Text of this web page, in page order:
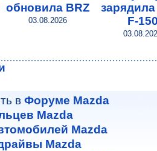
обновила BRZ
03.08.2026
F-
в Форуме Mazda
Mazda
Mazda
Mazda